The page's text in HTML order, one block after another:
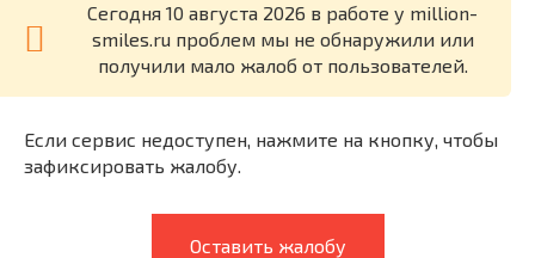
Cегодня 10 августа 2026 в работе у million-
smiles.ru проблем мы не обнаружили или
получили мало жалоб от пользователей.
Если сервис недоступен, нажмите на кнопку, чтобы
зафиксировать жалобу.
Оставить жалобу